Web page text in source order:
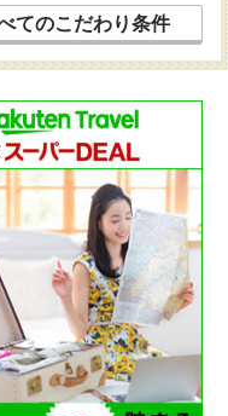
てのこだわり条件